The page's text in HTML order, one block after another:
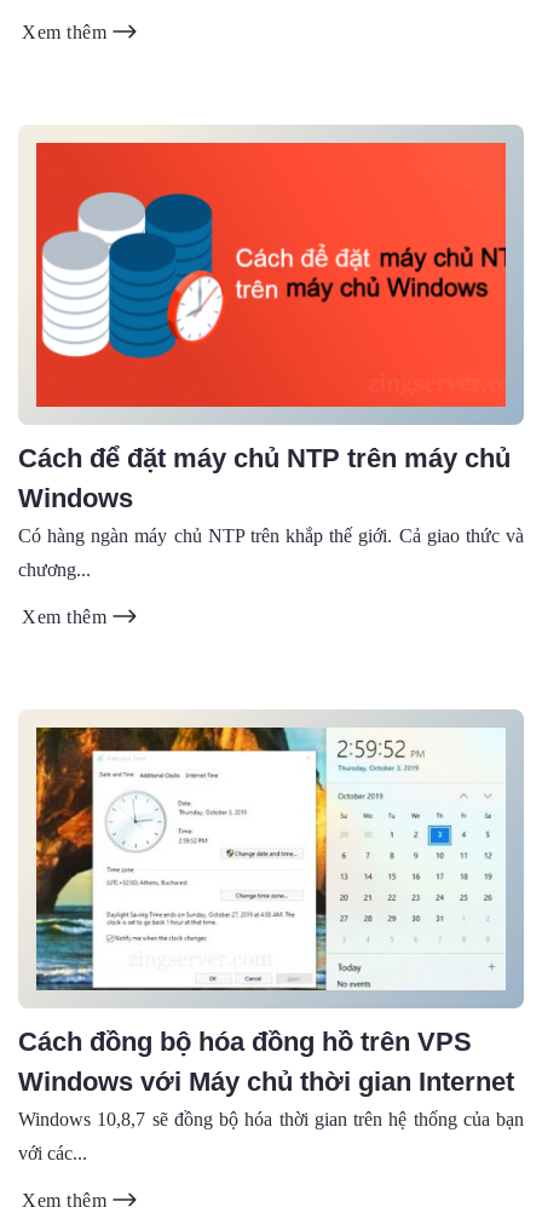
Xem thêm
Cách để đặt máy chủ NTP trên máy chủ
Windows
Có hàng ngàn máy chủ NTP trên khắp thế giới. Cả giao thức và
chương...
Xem thêm
Cách đồng bộ hóa đồng hồ trên VPS
Windows với Máy chủ thời gian Internet
Windows 10,8,7 sẽ đồng bộ hóa thời gian trên hệ thống của bạn
với các...
Xem thêm